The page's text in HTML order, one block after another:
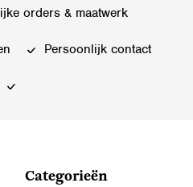
orders & maatwerk
Persoonlijk contact
Categorieën